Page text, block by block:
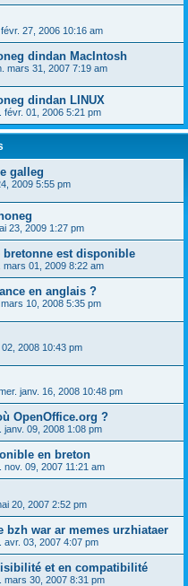
27, 2006 10:16 am
dindan MacIntosh
mars 31, 2007 7:19 am
dindan LINUX
févr. 01, 2006 5:21 pm
galleg
2009 5:55 pm
23, 2009 1:27 pm
bretonne est disponible
mars 01, 2009 8:22 am
en anglais ?
10, 2008 5:35 pm
2008 10:43 pm
janv. 16, 2008 10:48 pm
OpenOffice.org ?
janv. 09, 2008 1:08 pm
en breton
nov. 09, 2007 11:21 am
20, 2007 2:52 pm
bzh war ar memes urzhiataer
avr. 03, 2007 4:07 pm
et en compatibilité
mars 30, 2007 8:31 pm